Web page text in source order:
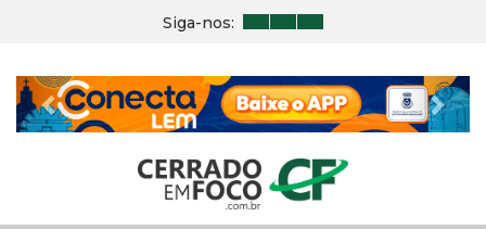
Siga-nos:
Previous Next